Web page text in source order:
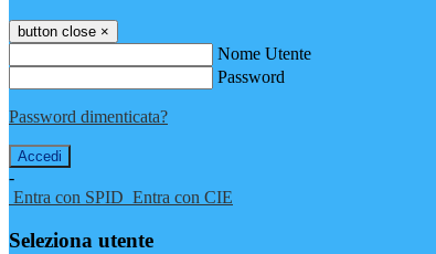
button close ×
Nome Utente
Password
Password dimenticata?
-
Entra con SPID Entra con CIE
Seleziona utente